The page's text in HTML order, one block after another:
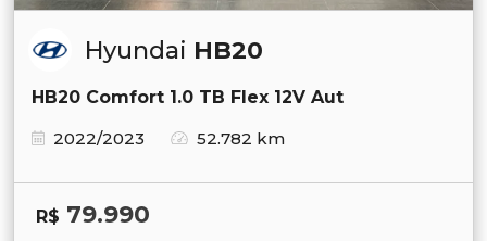
Hyundai HB20
HB20 Comfort 1.0 TB Flex 12V Aut
2022/2023
52.782 km
R$ 79.990